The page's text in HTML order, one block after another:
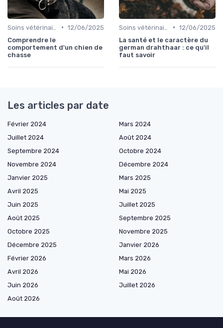
• 12/06/2025
Comprendre le
comportement d'un chien de
chasse
• 12/06/2025
La santé et le caractère du
german drahthaar : ce qu'il
faut savoir
Les articles par date
Février 2024
Mars 2024
Juillet 2024
Août 2024
Septembre 2024
Octobre 2024
Novembre 2024
Décembre 2024
Janvier 2025
Mars 2025
Avril 2025
Mai 2025
Juin 2025
Juillet 2025
Août 2025
Septembre 2025
Octobre 2025
Novembre 2025
Décembre 2025
Janvier 2026
Février 2026
Mars 2026
Avril 2026
Mai 2026
Juin 2026
Juillet 2026
Août 2026